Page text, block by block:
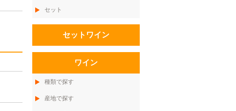
セット
セットワイン
ワイン
種類で探す
産地で探す